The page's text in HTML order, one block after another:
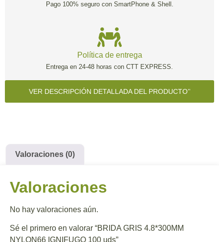
Pago 100% seguro con SmartPhone & Shell.
Política de entrega
Entrega en 24-48 horas con CTT EXPRESS.
VER DESCRIPCIÓN DETALLADA DEL PRODUCTO
Valoraciones (0)
Valoraciones
No hay valoraciones aún.
Sé el primero en valorar “BRIDA GRIS 4.8*300MM
NYLON66 IGNIFUGO 100 uds”